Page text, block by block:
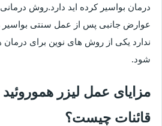
درمان بواسیر کرده اید دارد.روش
عوارض جانبی پس از عمل سنتی بواسیر
ندارد یکی از روش های نوین برای
شود.
مزایای عمل لیزر هموروئید
قائنات چیست؟